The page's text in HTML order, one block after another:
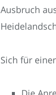
Ausbruch
Sich für